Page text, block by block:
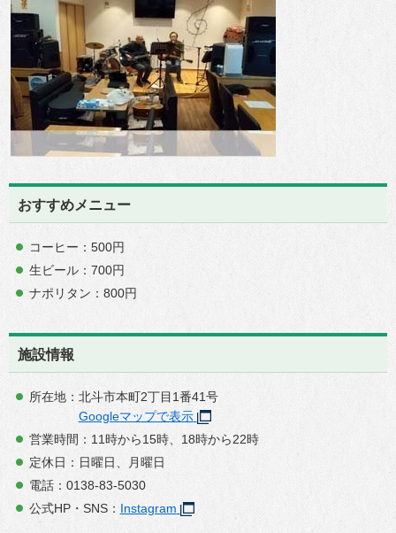
おすすめメニュー
コーヒー：500円
生ビール：700円
ナポリタン：800円
施設情報
所在地：北斗市本町2丁目1番41号
Googleマップで表示
営業時間：11時から15時、18時から22時
定休日：日曜日、月曜日
電話：0138-83-5030
公式HP・SNS： Instagram